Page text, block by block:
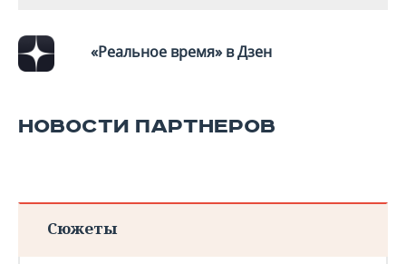
«Реальное время» в Дзен
НОВОСТИ ПАРТНЕРОВ
Сюжеты